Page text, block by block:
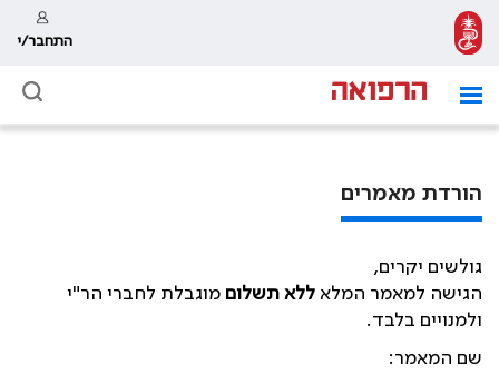
התחבר/י
הורדת מאמרים
גולשים יקרים,
הגישה למאמר המלא ללא תשלום מוגבלת לחברי הר"י
ולמנויים בלבד.
שם המאמר: